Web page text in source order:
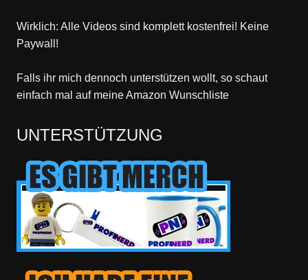
Wirklich: Alle Videos sind komplett kostenfrei! Keine
Paywall!
Falls ihr mich dennoch unterstützen wollt, so schaut
einfach mal auf meine Amazon Wunschliste
UNTERSTÜTZUNG